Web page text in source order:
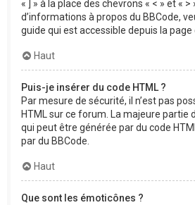
« ] » à la place des chevrons « < » et « >
d’informations à propos du BBCode,
guide qui est accessible depuis la page
Haut
Puis-je insérer du code HTML ?
Par mesure de sécurité, il n’est pas
HTML sur ce forum. La majeure partie
qui peut être générée par du code
par du BBCode.
Haut
Que sont les émoticônes ?